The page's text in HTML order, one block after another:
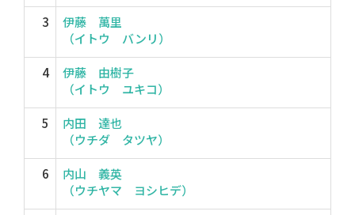
3
伊藤 萬里
（イトウ バンリ）
4
伊藤 由樹子
（イトウ ユキコ）
5
内田 達也
（ウチダ タツヤ）
6
内山 義英
（ウチヤマ ヨシヒデ）